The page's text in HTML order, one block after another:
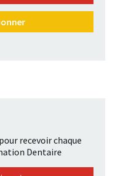
recevoir chaque
Dentaire